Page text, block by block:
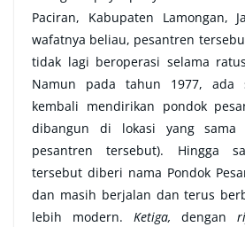
Paciran, Kabupaten Lamongan,
wafatnya beliau, pesantren
tidak lagi beroperasi selama
Namun pada tahun 1977, ada
kembali mendirikan pondok
dibangun di lokasi yang sama
pesantren tersebut). Hingga
tersebut diberi nama Pondok
dan masih berjalan dan terus
lebih modern. Ketiga, dengan